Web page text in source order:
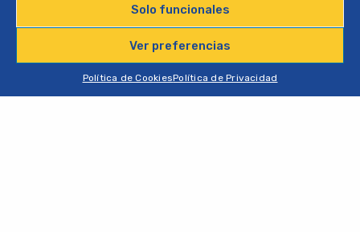
Solo funcionales
Ver preferencias
Política de CookiesPolítica de Privacidad